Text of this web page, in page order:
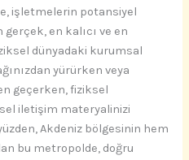
işletmelerin potansiyel
en kalıcı ve en
dünyadaki kurumsal
yürürken veya
geçerken, fiziksel
iletişim materyalinizi
Akdeniz bölgesinin hem
bu metropolde, doğru